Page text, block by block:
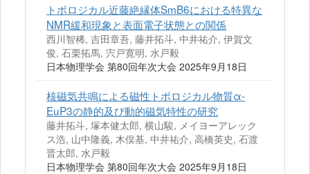
トポロジカル近藤絶縁体SmB6における特異な
NMR緩和現象と表面電子状態との関係
西川智稀, 吉田章吾, 藤井拓斗, 中井祐介, 伊賀文
俊, 石栗拓馬, 宍戸寛明, 水戸毅
日本物理学会 第80回年次大会 2025年9月18日
核磁気共鳴による磁性トポロジカル物質α-
EuP3の静的及び動的磁気特性の研究
藤井拓斗, 塚本健太郎, 横山駿, メイヨーアレック
ス浩, 山中隆義, 木俣基, 中井祐介, 高橋英史, 石渡
晋太郎, 水戸毅
日本物理学会 第80回年次大会 2025年9月18日